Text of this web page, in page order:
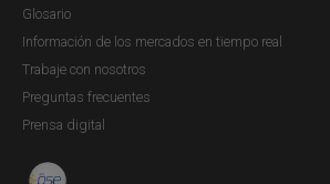
comunicación fluvial de 113 kilómetros
Glosario
Información de los mercados en tiempo real
Trabaje con nosotros
Preguntas frecuentes
Prensa digital